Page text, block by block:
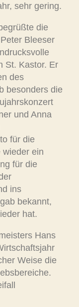
sehr gering.
die
Bleeser
St. Kastor. Er
des
besonders die
und Anna
für die
wieder ein
für die
ins
bekannt,
hat.
Hans
Weise die